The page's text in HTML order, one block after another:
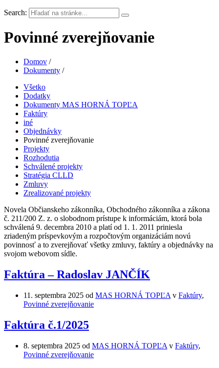
Search:
Povinné zverejňovanie
Domov /
Dokumenty /
Všetko
Dodatky
Dokumenty MAS HORNÁ TOPĽA
Faktúry
iné
Objednávky
Povinné zverejňovanie
Projekty
Rozhodutia
Schválené projekty
Stratégia CLLD
Zmluvy
Zrealizované projekty
Novela Občianskeho zákonníka, Obchodného zákonníka a zákona
č. 211/200 Z. z. o slobodnom prístupe k informáciám, ktorá bola
schválená 9. decembra 2010 a platí od 1. 1. 2011 priniesla
zriadeným príspevkovým a rozpočtovým organizáciám novú
povinnosť a to zverejňovať všetky zmluvy, faktúry a objednávky na
svojom webovom sídle.
Faktúra – Radoslav JANČÍK
11. septembra 2025 od MAS HORNÁ TOPĽA v Faktúry,
Povinné zverejňovanie
Faktúra č.1/2025
8. septembra 2025 od MAS HORNÁ TOPĽA v Faktúry,
Povinné zverejňovanie